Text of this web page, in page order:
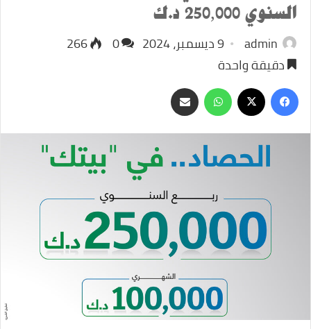
السنوي 250,000 د.ك
admin 9 ديسمبر، 2024 0
266
دقيقة واحدة
فيسبوك
‫X واتسابمشاركة
عبر
البريد